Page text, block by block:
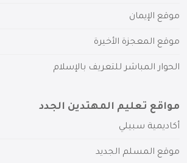
موقع الإيمان
موقع المعجزة الأخيرة
الحوار المباشر للتعريف بالإسلام
مواقع تعليم المهتدين الجدد
أكاديمية سبيلي
موقع المسلم الجديد